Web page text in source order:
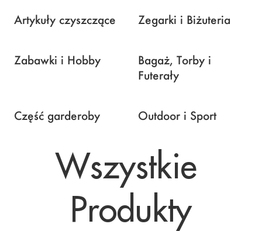
Artykuły czyszczące Zegarki i Biżuteria
Zabawki i Hobby
Bagaż, Torby i
Futerały
Część garderoby Outdoor i Sport
Wszystkie
Produkty